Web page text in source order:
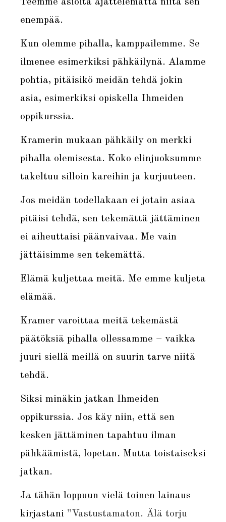
enempää.
Kun olemme pihalla, kamppailemme. Se
ilmenee esimerkiksi pähkäilynä. Alamme
pohtia, pitäisikö meidän tehdä jokin
asia, esimerkiksi opiskella Ihmeiden
oppikurssia.
Kramerin mukaan pähkäily on merkki
pihalla olemisesta. Koko elinjuoksumme
takeltuu silloin kareihin ja kurjuuteen.
Jos meidän todellakaan ei jotain asiaa
pitäisi tehdä, sen tekemättä jättäminen
ei aiheuttaisi päänvaivaa. Me vain
jättäisimme sen tekemättä.
Elämä kuljettaa meitä. Me emme kuljeta
elämää.
Kramer varoittaa meitä tekemästä
päätöksiä pihalla ollessamme – vaikka
juuri siellä meillä on suurin tarve niitä
tehdä.
Siksi minäkin jatkan Ihmeiden
oppikurssia. Jos käy niin, että sen
kesken jättäminen tapahtuu ilman
pähkäämistä, lopetan. Mutta toistaiseksi
jatkan.
Ja tähän loppuun vielä toinen lainaus
kirjastani ”Vastustamaton. Älä torju